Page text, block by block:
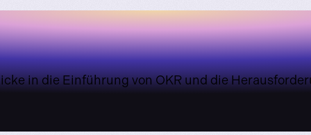
in die Einführung von OKR und die